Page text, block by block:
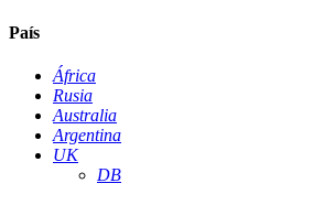
País
África
Rusia
Australia
Argentina
UK
DB